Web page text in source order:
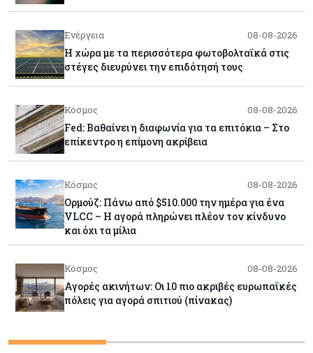
Ενέργεια 08-08-2026
Η χώρα με τα περισσότερα φωτοβολταϊκά στις
στέγες διευρύνει την επιδότησή τους
Κόσμος 08-08-2026
Fed: Βαθαίνει η διαφωνία για τα επιτόκια – Στο
επίκεντρο η επίμονη ακρίβεια
Κόσμος 08-08-2026
Ορμούζ: Πάνω από $510.000 την ημέρα για ένα
VLCC – Η αγορά πληρώνει πλέον τον κίνδυνο
και όχι τα μίλια
Κόσμος 08-08-2026
Αγορές ακινήτων: Οι 10 πιο ακριβές ευρωπαϊκές
πόλεις για αγορά σπιτιού (πίνακας)
Κόσμος 08-08-2026